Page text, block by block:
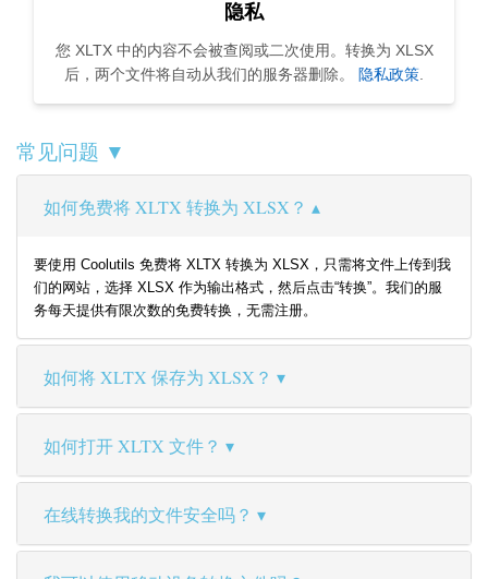
隐私
您 XLTX 中的内容不会被查阅或二次使用。转换为 XLSX
后，两个文件将自动从我们的服务器删除。
隐私政策.
常见问题 ▼
如何免费将 XLTX 转换为 XLSX？
要使用 Coolutils 免费将 XLTX 转换为 XLSX，只需将文件上传到我
们的网站，选择 XLSX 作为输出格式，然后点击“转换”。我们的服
务每天提供有限次数的免费转换，无需注册。
如何将 XLTX 保存为 XLSX？
如何打开 XLTX 文件？
在线转换我的文件安全吗？